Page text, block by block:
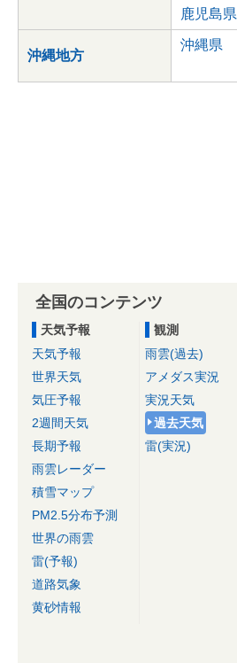
鹿児島県
沖縄地方
沖縄県
全国のコンテンツ
天気予報
天気予報
世界天気
気圧予報
2週間天気
長期予報
雨雲レーダー
積雪マップ
PM2.5分布予測
世界の雨雲
雷(予報)
道路気象
黄砂情報
観測
雨雲(過去)
アメダス実況
実況天気
過去天気
雷(実況)